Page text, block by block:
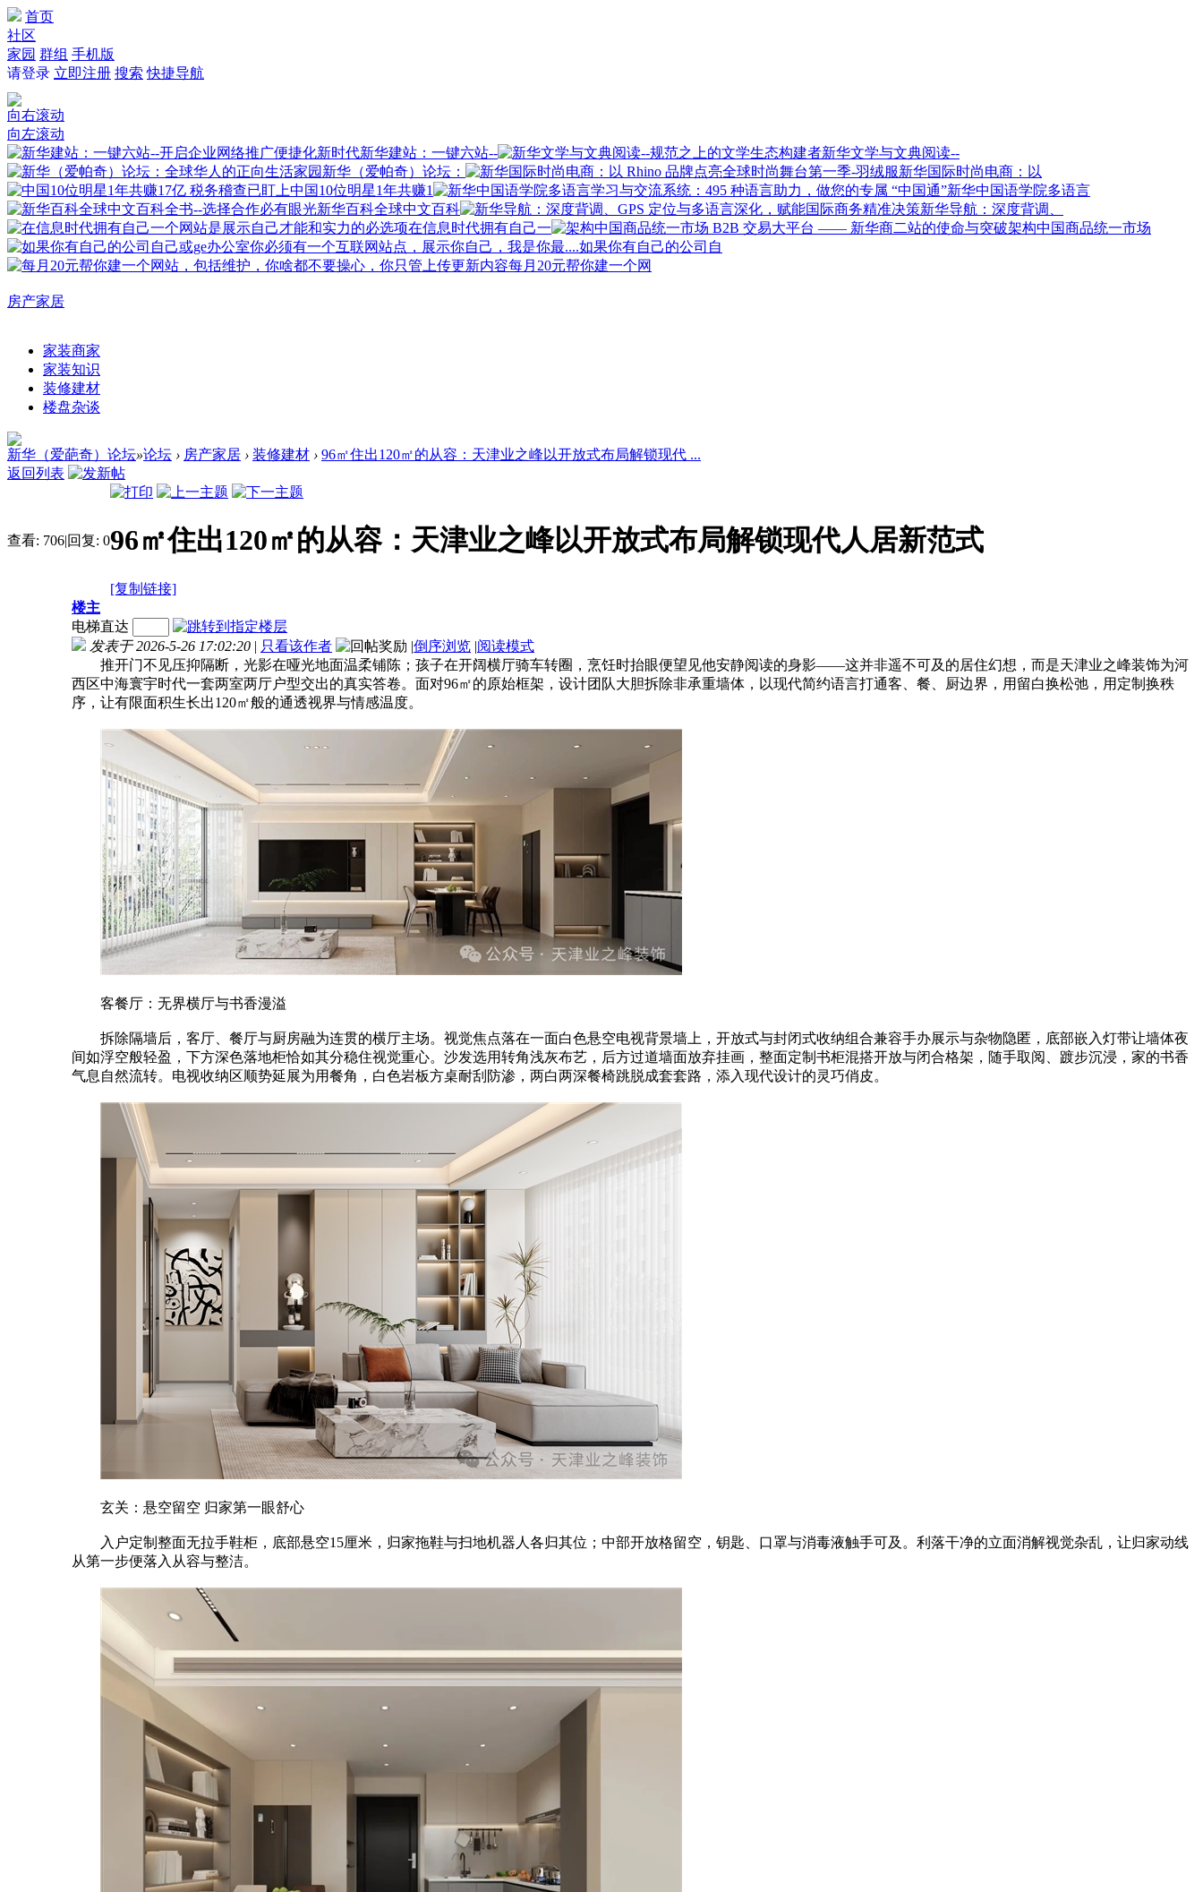
首页
社区
家园 群组 手机版
请登录 立即注册 搜索 快捷导航
向右滚动
向左滚动
新华建站：一键六站--
新华文学与文典阅读--
新华（爱帕奇）论坛：
新华国际时尚电商：以
中国10位明星1年共赚1
新华中国语学院多语言
新华百科全球中文百科
新华导航：深度背调、
在信息时代拥有自己一
架构中国商品统一市场
如果你有自己的公司自
每月20元帮你建一个网
房产家居
家装商家
家装知识
装修建材
楼盘杂谈
新华（爱葩奇）论坛»论坛 › 房产家居 › 装修建材 › 96㎡住出120㎡的从容：天津业之峰以开放式布局解锁现代 ...
返回列表
查看: 706|回复: 096㎡住出120㎡的从容：天津业之峰以开放式布局解锁现代人居新范式
[复制链接]
楼主
电梯直达
发表于 2026-5-26 17:02:20 | 只看该作者 |倒序浏览 |阅读模式
推开门不见压抑隔断，光影在哑光地面温柔铺陈；孩子在开阔横厅骑车转圈，烹饪时抬眼便望见他安静阅读的身影——这并非遥不可及的居住幻想，而是天津业之峰装饰为河
西区中海寰宇时代一套两室两厅户型交出的真实答卷。面对96㎡的原始框架，设计团队大胆拆除非承重墙体，以现代简约语言打通客、餐、厨边界，用留白换松弛，用定制换秩
序，让有限面积生长出120㎡般的通透视界与情感温度。
客餐厅：无界横厅与书香漫溢
拆除隔墙后，客厅、餐厅与厨房融为连贯的横厅主场。视觉焦点落在一面白色悬空电视背景墙上，开放式与封闭式收纳组合兼容手办展示与杂物隐匿，底部嵌入灯带让墙体夜
间如浮空般轻盈，下方深色落地柜恰如其分稳住视觉重心。沙发选用转角浅灰布艺，后方过道墙面放弃挂画，整面定制书柜混搭开放与闭合格架，随手取阅、踱步沉浸，家的书香
气息自然流转。电视收纳区顺势延展为用餐角，白色岩板方桌耐刮防渗，两白两深餐椅跳脱成套套路，添入现代设计的灵巧俏皮。
玄关：悬空留空 归家第一眼舒心
入户定制整面无拉手鞋柜，底部悬空15厘米，归家拖鞋与扫地机器人各归其位；中部开放格留空，钥匙、口罩与消毒液触手可及。利落干净的立面消解视觉杂乱，让归家动线
从第一步便落入从容与整洁。